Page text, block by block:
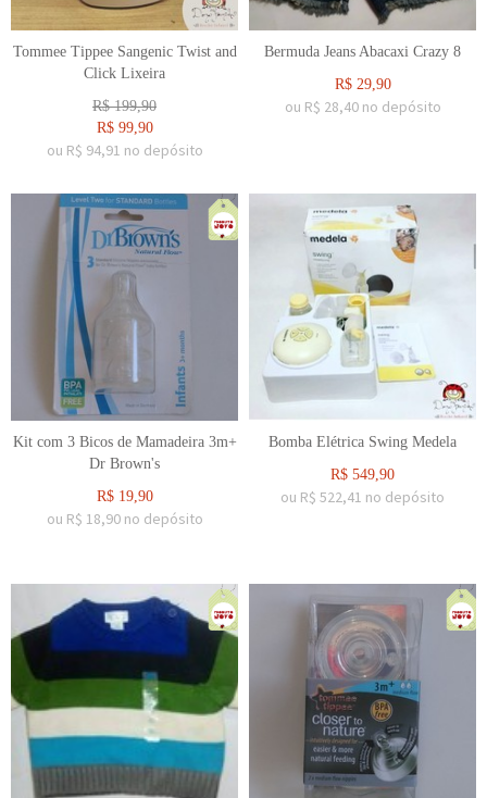
Tommee Tippee Sangenic Twist and
Click Lixeira
R$199,90
R$ 99,90
ou R$ 94,91 no depósito
Bermuda Jeans Abacaxi Crazy 8
R$ 29,90
ou R$ 28,40 no depósito
Kit com 3 Bicos de Mamadeira 3m+
Dr Brown's
R$ 19,90
ou R$ 18,90 no depósito
Bomba Elétrica Swing Medela
R$ 549,90
ou R$ 522,41 no depósito